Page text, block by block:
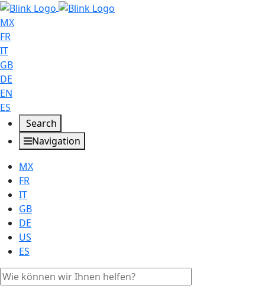
MX
FR
IT
GB
DE
EN
ES
Search
Navigation
MX
FR
IT
GB
DE
US
ES